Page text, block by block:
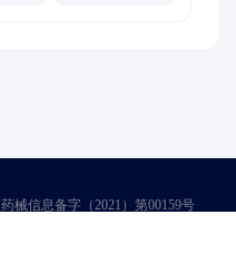
械信息备字（2021）第00159号